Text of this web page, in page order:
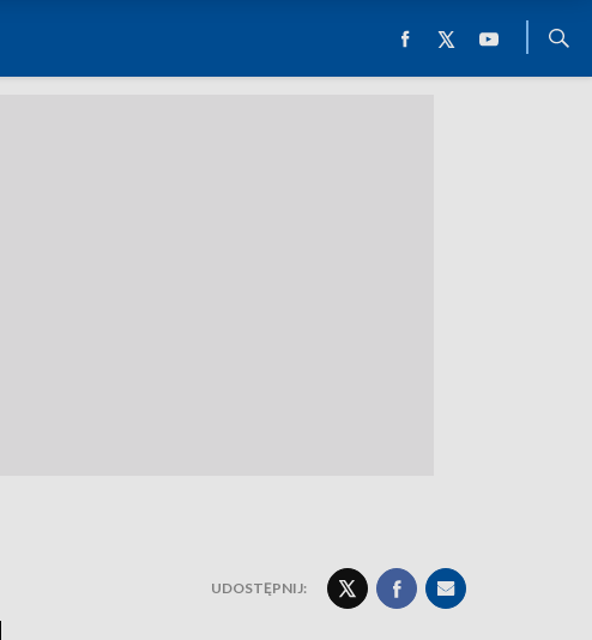
UDOSTĘPNIJ: